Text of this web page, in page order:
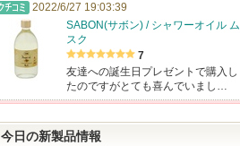
2022/6/27 19:03:39
SABON(サボン) / シャワーオイル ム
スク
7
友達への誕生日プレゼントで購入し
たのですがとても喜んでいまし…
今日の新製品情報